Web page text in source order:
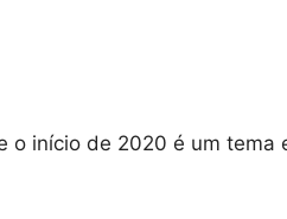
início de 2020 é um tema